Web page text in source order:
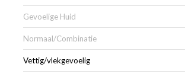
Gevoelige Huid
Normaal/Combinatie
Vettig/vlekgevoelig